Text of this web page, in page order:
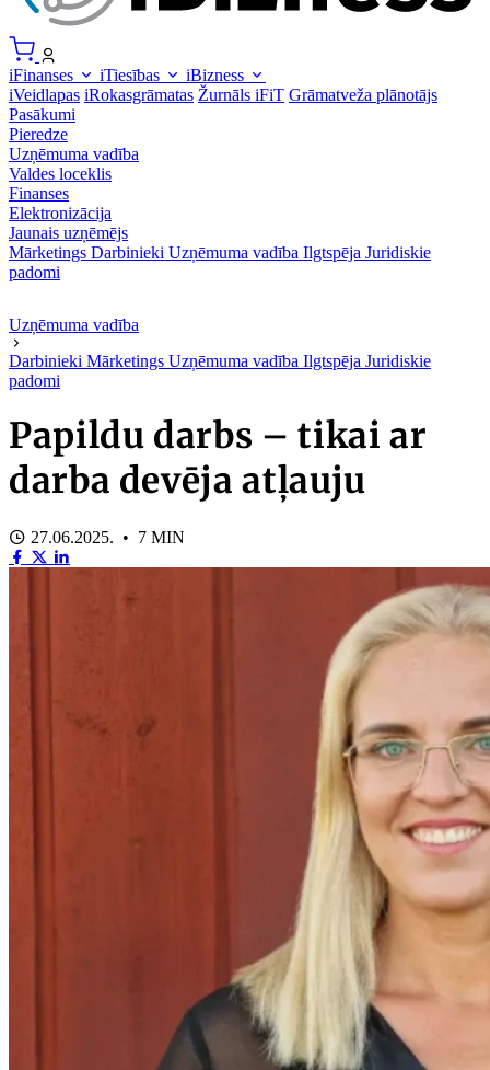
iFinanses iTiesības
iBizness
iVeidlapas iRokasgrāmatas Žurnāls iFiT Grāmatveža plānotājs
Pasākumi
Pieredze
Uzņēmuma vadība
Valdes loceklis
Finanses
Elektronizācija
Jaunais uzņēmējs
Mārketings Darbinieki Uzņēmuma vadība Ilgtspēja Juridiskie
padomi
Uzņēmuma vadība
Darbinieki Mārketings Uzņēmuma vadība Ilgtspēja Juridiskie
padomi
Papildu darbs – tikai ar
darba devēja atļauju
27.06.2025. • 7 MIN